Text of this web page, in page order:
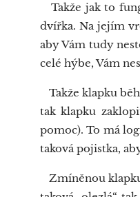
Takže jak to
dvířka. Na jejím
aby Vám tudy
celé hýbe, Vám
Takže klapku
tak klapku
pomoc). To má
taková pojistka,
Zmíněnou